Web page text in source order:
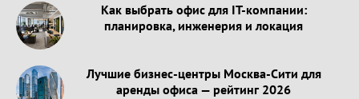
Как выбрать офис для IT-компании:
планировка, инженерия и локация
Лучшие бизнес-центры Москва-Сити для
аренды офиса — рейтинг 2026